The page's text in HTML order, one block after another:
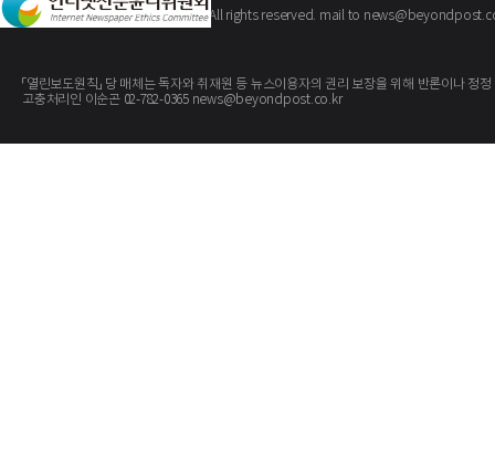
Copyright ©The BeyondPost. All rights reserved. mail to
「열린보도원칙」 당 매체는 독자와 취재원 등 뉴스이용자의 권리 보장을 위해 반론이나
고충처리인 이순곤 02-782-0365 news@beyondpost.co.kr